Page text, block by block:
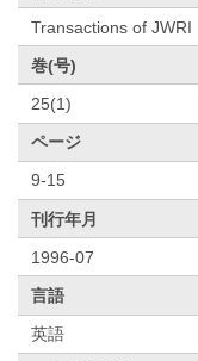
Transactions of JWRI
巻(号)
25(1)
ページ
9-15
刊行年月
1996-07
言語
英語